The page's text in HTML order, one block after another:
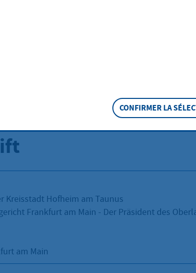
Kreisstadt Hofheim am Taunus
Frankfurt am Main - Der Präsident des
am Main
CONFIRMER LA